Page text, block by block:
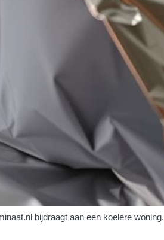
bijdraagt aan een koelere woning.